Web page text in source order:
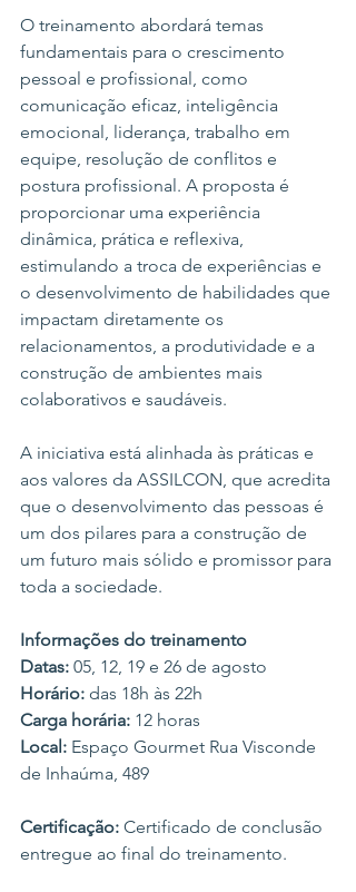
O treinamento abordará temas
fundamentais para o crescimento
pessoal e profissional, como
comunicação eficaz, inteligência
emocional, liderança, trabalho em
equipe, resolução de conflitos e
postura profissional. A proposta é
proporcionar uma experiência
dinâmica, prática e reflexiva,
estimulando a troca de experiências e
o desenvolvimento de habilidades que
impactam diretamente os
relacionamentos, a produtividade e a
construção de ambientes mais
colaborativos e saudáveis.
A iniciativa está alinhada às práticas e
aos valores da ASSILCON, que acredita
que o desenvolvimento das pessoas é
um dos pilares para a construção de
um futuro mais sólido e promissor para
toda a sociedade.
Informações do treinamento
Datas: 05, 12, 19 e 26 de agosto
Horário: das 18h às 22h
Carga horária: 12 horas
Local: Espaço Gourmet Rua Visconde
de Inhaúma, 489
Certificação: Certificado de conclusão
entregue ao final do treinamento.